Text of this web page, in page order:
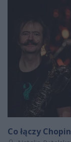
Co łączy